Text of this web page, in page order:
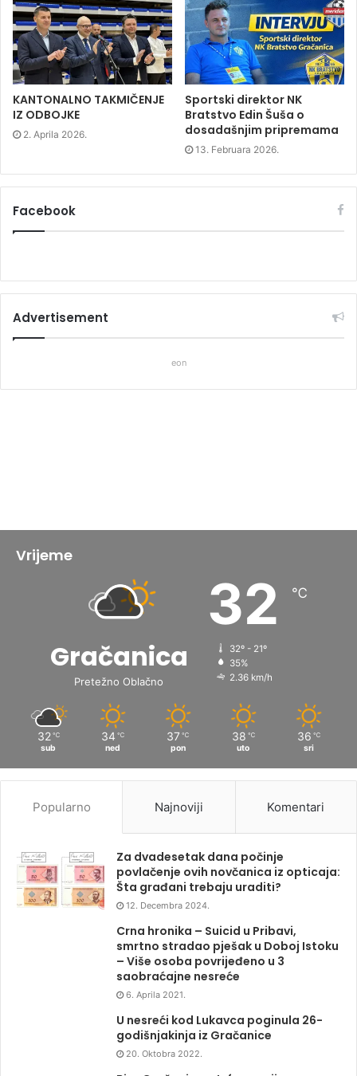
w
i
n
d
o
w
)
i
n
d
o
w
)
w
i
n
d
o
w
)
KANTONALNO TAKMIČENJE
IZ ODBOJKE
2. Aprila 2026.
Sportski direktor NK
Bratstvo Edin Šuša o
dosadašnjim pripremama
13. Februara 2026.
Facebook
Advertisement
eon
Vrijeme
Gračanica
Pretežno Oblačno
32 ℃
32º - 21º
35%
2.36 km/h
32 ℃
sub
34 ℃
ned
37 ℃
pon
38 ℃
uto
36 ℃
sri
Popularno Najnoviji Komentari
Za dvadesetak dana počinje
povlačenje ovih novčanica iz opticaja:
Šta građani trebaju uraditi?
12. Decembra 2024.
Crna hronika – Suicid u Pribavi,
smrtno stradao pješak u Doboj Istoku
– Više osoba povrijeđeno u 3
saobraćajne nesreće
6. Aprila 2021.
U nesreći kod Lukavca poginula 26-
godišnjakinja iz Gračanice
20. Oktobra 2022.